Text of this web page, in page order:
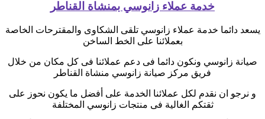
خدمة عملاء زانوسي بمنشاة القناطر
يسعد دائما خدمة عملاء زانوسي تلقى الشكاوى والمقترحات الخاصة
بعملائنا على الخط الساخن
صيانة زانوسي ونكون دائما فى دعم عملائنا فى كل مكان من خلال
فريق مركز صيانة زانوسي منشاة القناطر
و نرجو ان نقدم لكل عملائنا الخدمة على أفضل ما يكون نحوز على
ثقتكم الغالية فى منتجات زانوسي المختلفة